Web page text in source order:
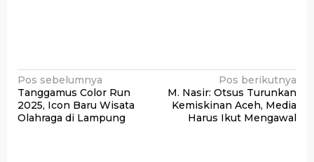
Navigasi
pos
Pos sebelumnya
Tanggamus Color Run
2025, Icon Baru Wisata
Olahraga di Lampung
Pos berikutnya
M. Nasir: Otsus Turunkan
Kemiskinan Aceh, Media
Harus Ikut Mengawal